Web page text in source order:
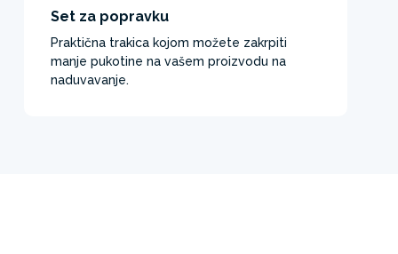
Set za popravku
Praktična trakica kojom možete zakrpiti
manje pukotine na vašem proizvodu na
naduvavanje.